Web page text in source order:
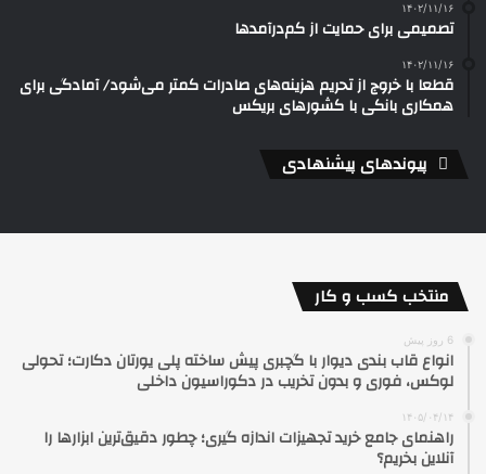
۱۴۰۲/۱۱/۱۶
تصمیمی برای حمایت از کم‌درآمدها
۱۴۰۲/۱۱/۱۶
قطعا با خروج از تحریم هزینه‌های صادرات کمتر می‌شود/ آمادگی برای
همکاری بانکی با کشورهای بریکس
پیوندهای پیشنهادی
منتخب کسب و کار
6 روز پیش
انواع قاب بندی دیوار با گچبری پیش ساخته پلی یورتان دکارت؛ تحولی
لوکس، فوری و بدون تخریب در دکوراسیون داخلی
۱۴۰۵/۰۴/۱۴
راهنمای جامع خرید تجهیزات اندازه گیری؛ چطور دقیق‌ترین ابزارها را
آنلاین بخریم؟